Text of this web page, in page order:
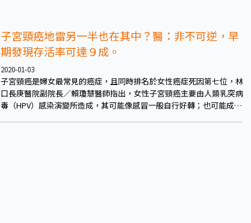
子宮頸癌地雷另一半也在其中？醫：非不可逆，早
期發現存活率可達９成。
2020-01-03
子宮頸癌是婦女最常見的癌症，且同時排名於女性癌症死因第七位，林
口長庚醫院副院長／賴瓊慧醫師指出，女性子宮頸癌主要由人類乳突病
毒（HPV）感染演變所造成，其可能像感冒一般自行好轉；也可能成為